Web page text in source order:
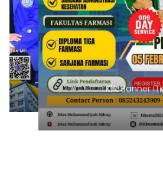
Klik Banner ITKESMU